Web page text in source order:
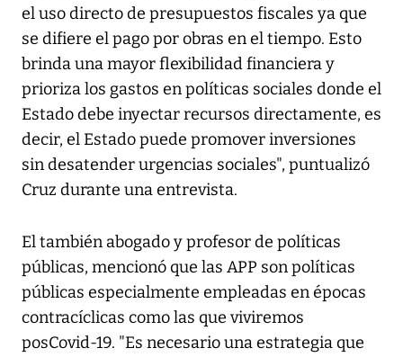
el uso directo de presupuestos fiscales ya que
se difiere el pago por obras en el tiempo. Esto
brinda una mayor flexibilidad financiera y
prioriza los gastos en políticas sociales donde el
Estado debe inyectar recursos directamente, es
decir, el Estado puede promover inversiones
sin desatender urgencias sociales", puntualizó
Cruz durante una entrevista.
El también abogado y profesor de políticas
públicas, mencionó que las APP son políticas
públicas especialmente empleadas en épocas
contracíclicas como las que viviremos
posCovid-19. "Es necesario una estrategia que